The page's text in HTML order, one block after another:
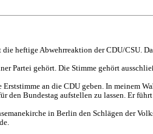
heftige Abwehrreaktion der CDU/CSU.
Partei gehört. Die Stimme gehört
an die CDU geben. In meinem
den Bundestag aufstellen zu lassen. Er
in Berlin den Schlägen der